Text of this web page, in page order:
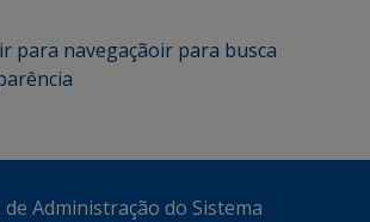
ir para navegaçãoir para busca
Administração do Sistema